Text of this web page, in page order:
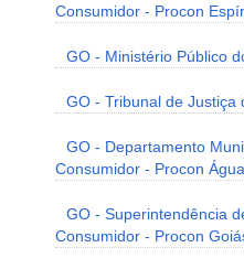
Consumidor - Procon
GO - Ministério Público
GO - Tribunal de Justiça
GO - Departamento
Consumidor - Procon
GO - Superintendência
Consumidor - Procon